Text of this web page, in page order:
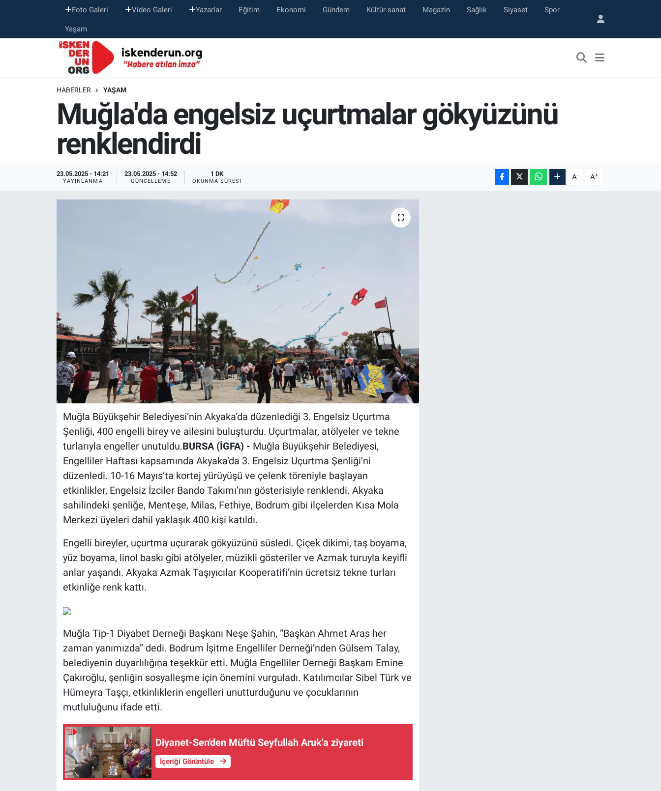
Foto Galeri Video Galeri Yazarlar Eğitim Ekonomi Gündem Kültür-sanat Magazin Sağlık Siyaset Spor
Yaşam
HABERLER YAŞAM
Muğla'da engelsiz uçurtmalar gökyüzünü
renklendirdi
23.05.2025 - 14:21
YAYINLANMA
23.05.2025 - 14:52
GÜNCELLEME
1 DK
OKUNMA SÜRESI A- A+
Muğla Büyükşehir Belediyesi’nin Akyaka’da düzenlediği 3. Engelsiz Uçurtma
Şenliği, 400 engelli birey ve ailesini buluşturdu. Uçurtmalar, atölyeler ve tekne
turlarıyla engeller unutuldu.BURSA (İGFA) - Muğla Büyükşehir Belediyesi,
Engelliler Haftası kapsamında Akyaka’da 3. Engelsiz Uçurtma Şenliği’ni
düzenledi. 10-16 Mayıs’ta kortej yürüyüşü ve çelenk töreniyle başlayan
etkinlikler, Engelsiz İzciler Bando Takımı’nın gösterisiyle renklendi. Akyaka
sahilindeki şenliğe, Menteşe, Milas, Fethiye, Bodrum gibi ilçelerden Kısa Mola
Merkezi üyeleri dahil yaklaşık 400 kişi katıldı.
Engelli bireyler, uçurtma uçurarak gökyüzünü süsledi. Çiçek dikimi, taş boyama,
yüz boyama, linol baskı gibi atölyeler, müzikli gösteriler ve Azmak turuyla keyifli
anlar yaşandı. Akyaka Azmak Taşıyıcılar Kooperatifi’nin ücretsiz tekne turları
etkinliğe renk kattı.
Muğla Tip-1 Diyabet Derneği Başkanı Neşe Şahin, “Başkan Ahmet Aras her
zaman yanımızda” dedi. Bodrum İşitme Engelliler Derneği’nden Gülsem Talay,
belediyenin duyarlılığına teşekkür etti. Muğla Engelliler Derneği Başkanı Emine
Çakıroğlu, şenliğin sosyalleşme için önemini vurguladı. Katılımcılar Sibel Türk ve
Hümeyra Taşçı, etkinliklerin engelleri unutturduğunu ve çocuklarının
mutluluğunu ifade etti.
Diyanet-Sen'den Müftü Seyfullah Aruk'a ziyareti
İçeriği Görüntüle